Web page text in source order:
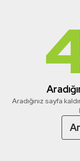
Aradığınız sayfa